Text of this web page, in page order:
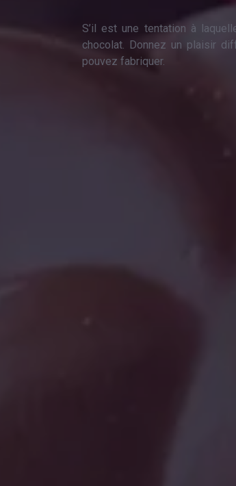
S’il est une tentation à
chocolat. Donnez un plaisir
pouvez fabriquer.